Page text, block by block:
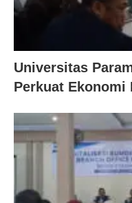
Universitas
Perkuat Ekonomi